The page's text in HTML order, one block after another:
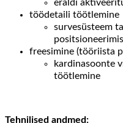
eraldi
töödetaili töötlemine
survesüsteem
freesimine (tööriista
kardinasoonte
töötlemine
Tehnilised andmed: